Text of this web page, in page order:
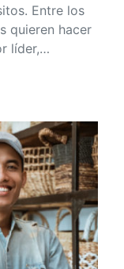
Entre los
quieren hacer
líder,…